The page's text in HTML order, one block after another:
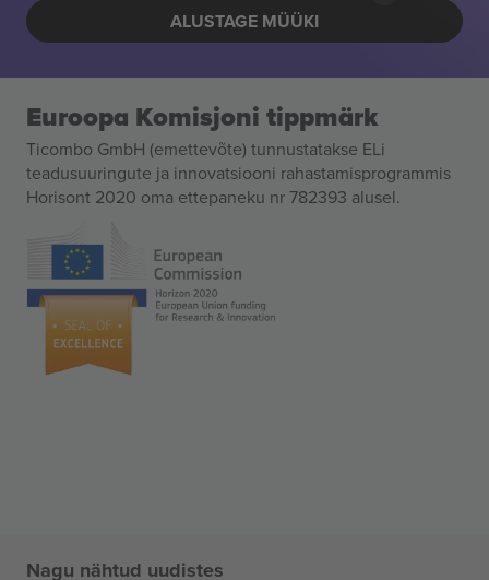
ALUSTAGE MÜÜKI
Euroopa Komisjoni tippmärk
Ticombo GmbH (emettevõte) tunnustatakse ELi
teadusuuringute ja innovatsiooni rahastamisprogrammis
Horisont 2020 oma ettepaneku nr 782393 alusel.
Nagu nähtud uudistes